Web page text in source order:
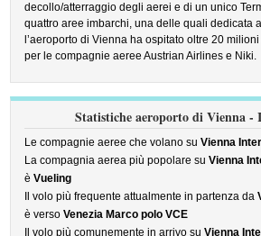
decollo/atterraggio degli aerei e di un unico
quattro aree imbarchi, una delle quali dedicata
l’aeroporto di Vienna ha ospitato oltre 20
per le compagnie aeree Austrian Airlines e Niki.
Statistiche aeroporto di Vienna -
Le compagnie aeree che volano suVienna
La compagnia aerea più popolare suVienna
èVueling
Il volo più frequente attualmente in partenza da
è versoVenezia Marco polo VCE
Il volo più comunemente in arrivo suVienna